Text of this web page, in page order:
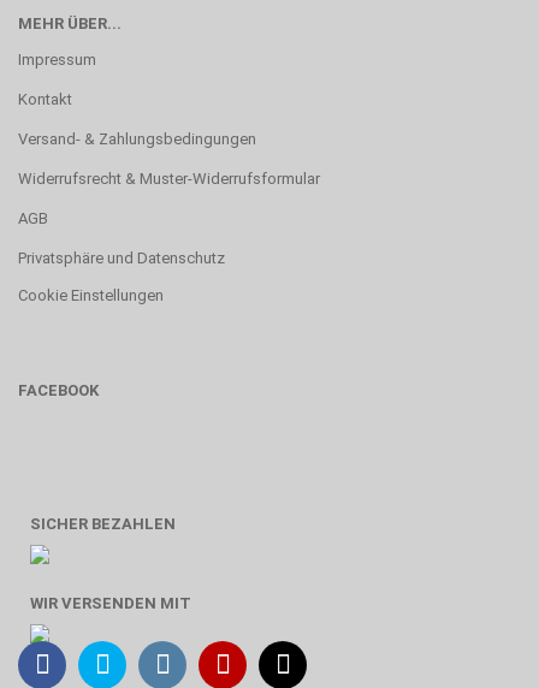
MEHR ÜBER...
Impressum
Kontakt
Versand- & Zahlungsbedingungen
Widerrufsrecht & Muster-Widerrufsformular
AGB
Privatsphäre und Datenschutz
Cookie Einstellungen
FACEBOOK
SICHER BEZAHLEN
WIR VERSENDEN MIT